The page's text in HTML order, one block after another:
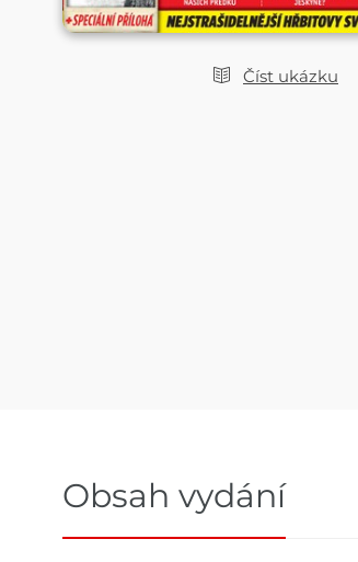
Číst ukázku
Obsah vydání